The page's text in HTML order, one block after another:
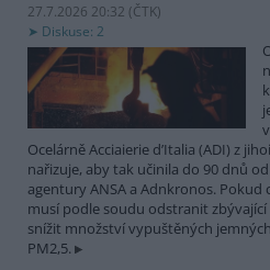
27.7.2026 20:32 (ČTK)
Diskuse: 2
Ocelárně Acciaierie d’Italia (ADI) z
nařizuje, aby tak učinila do 90 dnů
agentury ANSA a Adnkronos.
musí podle soudu odstranit zbývající
snížit množství vypuštěných
PM2,5.